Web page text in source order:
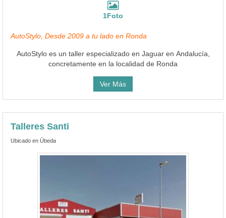
1Foto
AutoStylo, Desde 2009 a tu lado en Ronda
AutoStylo es un taller especializado en Jaguar en Andalucía,
concretamente en la localidad de Ronda
Ver Más
Talleres Santi
Ubicado en Úbeda